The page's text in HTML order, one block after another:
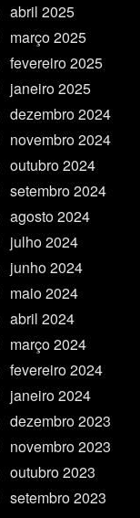
abril 2025
março 2025
fevereiro 2025
janeiro 2025
dezembro 2024
novembro 2024
outubro 2024
setembro 2024
agosto 2024
julho 2024
junho 2024
maio 2024
abril 2024
março 2024
fevereiro 2024
janeiro 2024
dezembro 2023
novembro 2023
outubro 2023
setembro 2023